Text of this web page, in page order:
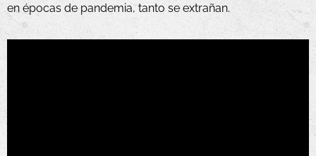
en épocas de pandemia, tanto se extrañan.